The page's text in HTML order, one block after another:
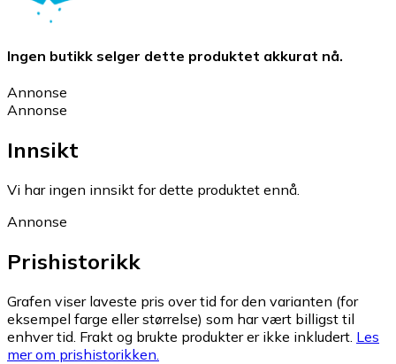
Ingen butikk selger dette produktet akkurat nå.
Annonse
Annonse
Innsikt
Vi har ingen innsikt for dette produktet ennå.
Annonse
Prishistorikk
Grafen viser laveste pris over tid for den varianten (for
eksempel farge eller størrelse) som har vært billigst til
enhver tid. Frakt og brukte produkter er ikke inkludert. Les
mer om prishistorikken.